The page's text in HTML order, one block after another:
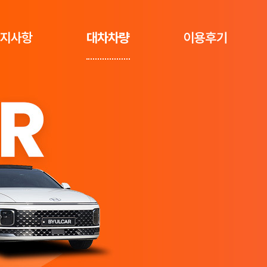
사항 대차차량 이용후기